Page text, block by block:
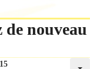
nouveau